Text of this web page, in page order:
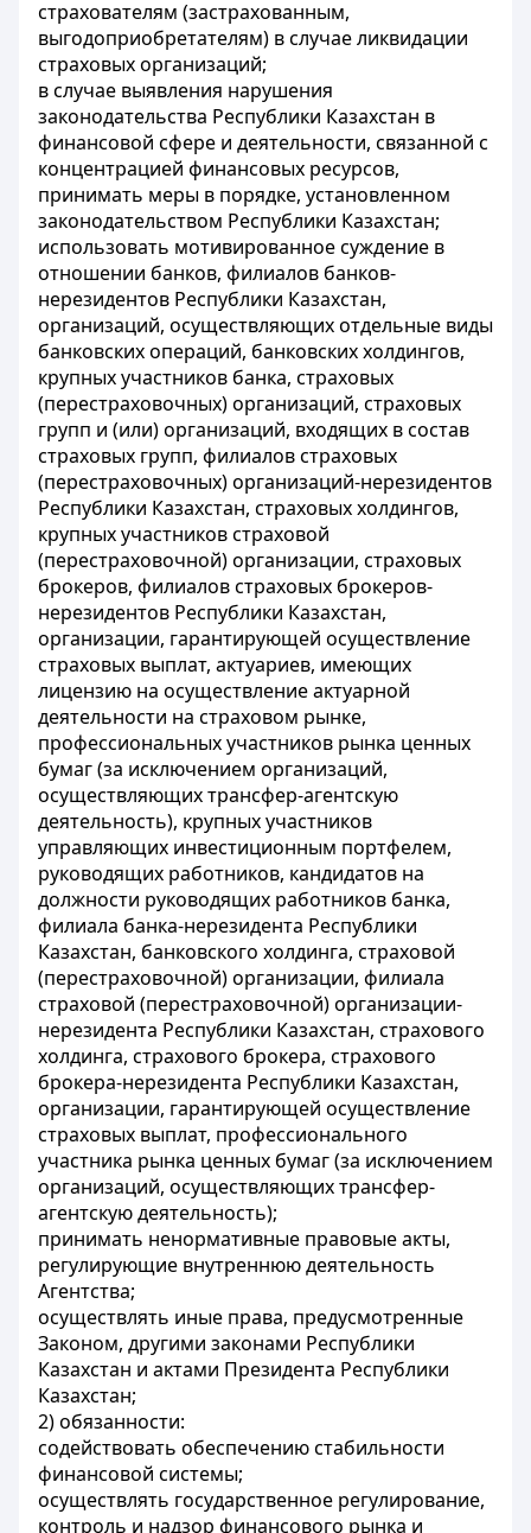
страхователям (застрахованным,
выгодоприобретателям) в случае ликвидации
страховых организаций;
в случае выявления нарушения
законодательства Республики Казахстан в
финансовой сфере и деятельности, связанной с
концентрацией финансовых ресурсов,
принимать меры в порядке, установленном
законодательством Республики Казахстан;
использовать мотивированное суждение в
отношении банков, филиалов банков-
нерезидентов Республики Казахстан,
организаций, осуществляющих отдельные виды
банковских операций, банковских холдингов,
крупных участников банка, страховых
(перестраховочных) организаций, страховых
групп и (или) организаций, входящих в состав
страховых групп, филиалов страховых
(перестраховочных) организаций-нерезидентов
Республики Казахстан, страховых холдингов,
крупных участников страховой
(перестраховочной) организации, страховых
брокеров, филиалов страховых брокеров-
нерезидентов Республики Казахстан,
организации, гарантирующей осуществление
страховых выплат, актуариев, имеющих
лицензию на осуществление актуарной
деятельности на страховом рынке,
профессиональных участников рынка ценных
бумаг (за исключением организаций,
осуществляющих трансфер-агентскую
деятельность), крупных участников
управляющих инвестиционным портфелем,
руководящих работников, кандидатов на
должности руководящих работников банка,
филиала банка-нерезидента Республики
Казахстан, банковского холдинга, страховой
(перестраховочной) организации, филиала
страховой (перестраховочной) организации-
нерезидента Республики Казахстан, страхового
холдинга, страхового брокера, страхового
брокера-нерезидента Республики Казахстан,
организации, гарантирующей осуществление
страховых выплат, профессионального
участника рынка ценных бумаг (за исключением
организаций, осуществляющих трансфер-
агентскую деятельность);
принимать ненормативные правовые акты,
регулирующие внутреннюю деятельность
Агентства;
осуществлять иные права, предусмотренные
Законом, другими законами Республики
Казахстан и актами Президента Республики
Казахстан;
2) обязанности:
содействовать обеспечению стабильности
финансовой системы;
осуществлять государственное регулирование,
контроль и надзор финансового рынка и